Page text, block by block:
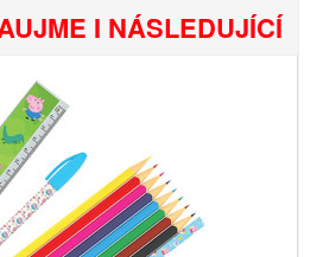
I NÁSLEDUJÍCÍ